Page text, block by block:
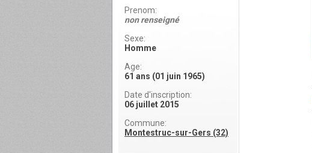
Prenom:
non renseigné
Sexe:
Homme
Age:
61 ans (01 juin 1965)
Date d'inscription:
06 juillet 2015
Commune:
Montestruc-sur-Gers (32)